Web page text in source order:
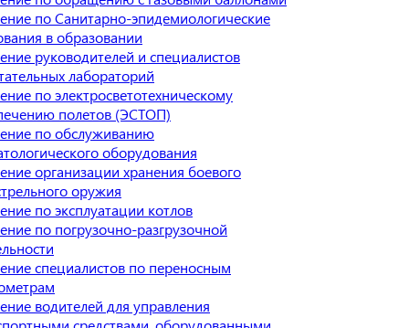
по Санитарно-эпидемиологические
в образовании
руководителей и специалистов
лабораторий
по электросветотехническому
полетов (ЭСТОП)
по обслуживанию
оборудования
организации хранения боевого
оружия
по эксплуатации котлов
по погрузочно-разгрузочной
специалистов по переносным
водителей для управления